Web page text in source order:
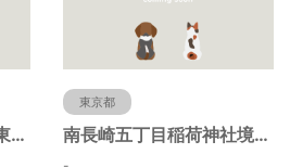
上池袋くすのき公園（東京都豊島区）
東京都
南長崎五丁目稲荷神社境内仮児童遊園（東京都豊島区）